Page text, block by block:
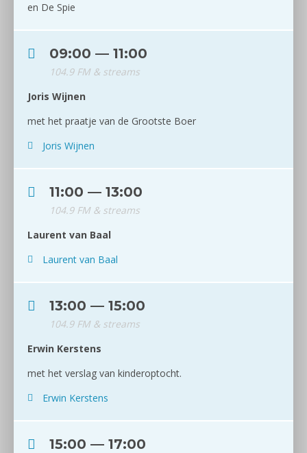
en De Spie
09:00 — 11:00
104.9 FM & streams
Joris Wijnen
met het praatje van de Grootste Boer
Joris Wijnen
11:00 — 13:00
104.9 FM & streams
Laurent van Baal
Laurent van Baal
13:00 — 15:00
104.9 FM & streams
Erwin Kerstens
met het verslag van kinderoptocht.
Erwin Kerstens
15:00 — 17:00